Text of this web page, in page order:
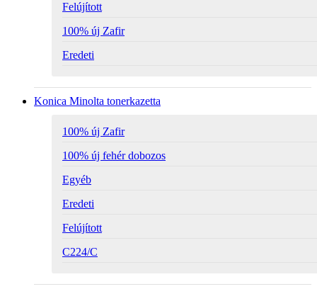
Felújított
100% új Zafir
Eredeti
Konica Minolta tonerkazetta
100% új Zafir
100% új fehér dobozos
Egyéb
Eredeti
Felújított
C224/C